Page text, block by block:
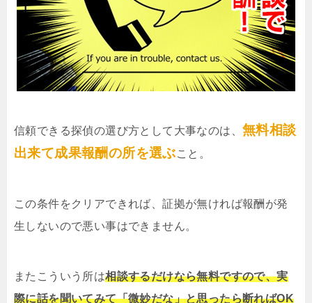
信頼できる探偵の選び方として大事なのは、 無料相談
出来て成果報酬の所を選ぶこと。
この条件をクリアできれば、証拠が無ければ報酬が発
生しないので悪い事はできません。
またこういう所は相談するだけなら無料ですので、実
際に話を聞いてみて「微妙だな」と思ったら断ればOK